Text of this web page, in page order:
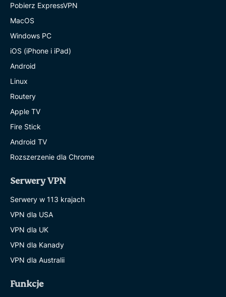
Pobierz ExpressVPN
MacOS
Windows PC
iOS (iPhone i iPad)
Android
Linux
Routery
Apple TV
Fire Stick
Android TV
Rozszerzenie dla Chrome
Serwery VPN
Serwery w 113 krajach
VPN dla USA
VPN dla UK
VPN dla Kanady
VPN dla Australii
Funkcje